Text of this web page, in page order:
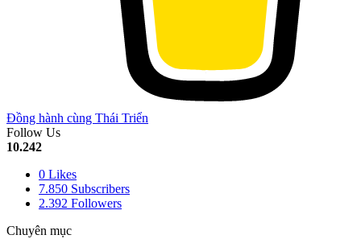
Đồng hành cùng Thái Triển
Follow Us
10.242
0 Likes
7.850 Subscribers
2.392 Followers
Chuyên mục